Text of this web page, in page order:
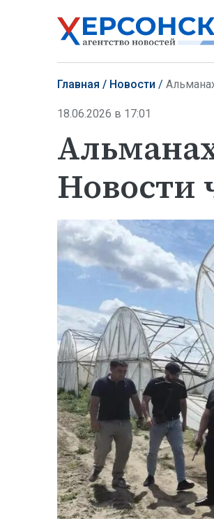
Главная Новости
18.06.2026 в 17:01
Новости